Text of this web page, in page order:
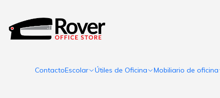
ContactoEscolar Útiles de Oficina Mobiliario de oficina